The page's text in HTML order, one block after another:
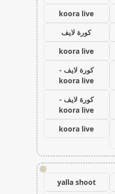
koora live
كورة لايف
koora live
كورة لايف -
koora live
كورة لايف -
koora live
koora live
!
yalla shoot